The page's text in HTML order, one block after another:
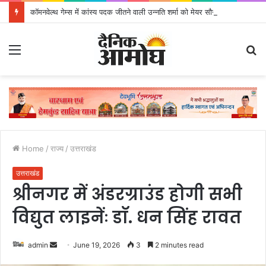
Home / राज्य / उत्तराखंड
उत्तराखंड
श्रीनगर में अंडरग्राउंड होगी सभी
विद्युत लाइनेंः डाॅ. धन सिंह रावत
admin June 19, 2026 3 2 minutes read